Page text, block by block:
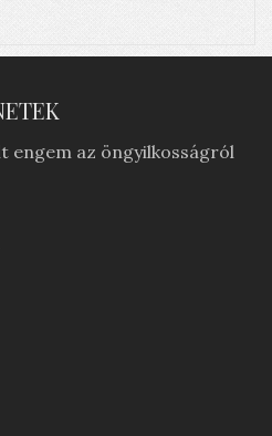
engem az öngyilkosságról